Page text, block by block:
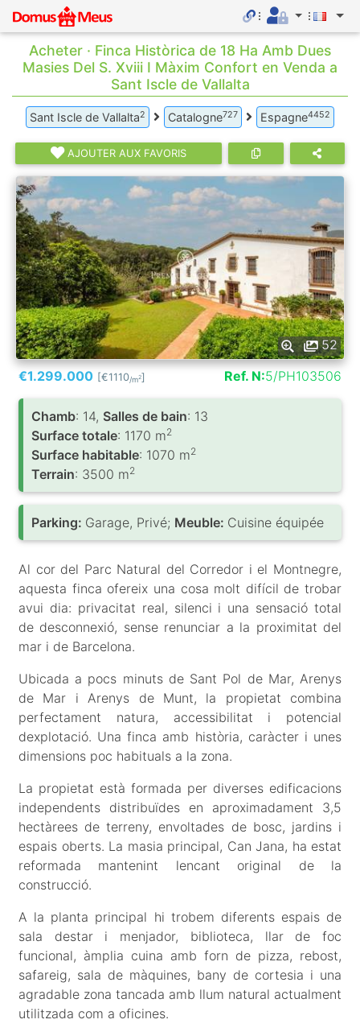
Acheter · Finca Històrica de 18 Ha Amb Dues
Masies Del S. Xviii I Màxim Confort en Venda a
Sant Iscle de Vallalta
Sant Iscle de Vallalta2 Catalogne727 Espagne4452
AJOUTER AUX FAVORIS
52
€1.299.000 [€1110/m2] Ref. N:5/PH103506
Chamb: 14, Salles de bain: 13
Surface totale: 1170 m2
Surface habitable: 1070 m2
Terrain: 3500 m2
Parking: Garage, Privé; Meuble: Cuisine équipée
Al cor del Parc Natural del Corredor i el Montnegre,
aquesta finca ofereix una cosa molt difícil de trobar
avui dia: privacitat real, silenci i una sensació total
de desconnexió, sense renunciar a la proximitat del
mar i de Barcelona.
Ubicada a pocs minuts de Sant Pol de Mar, Arenys
de Mar i Arenys de Munt, la propietat combina
perfectament natura, accessibilitat i potencial
dexplotació. Una finca amb història, caràcter i unes
dimensions poc habituals a la zona.
La propietat està formada per diverses edificacions
independents distribuïdes en aproximadament 3,5
hectàrees de terreny, envoltades de bosc, jardins i
espais oberts. La masia principal, Can Jana, ha estat
reformada mantenint lencant original de la
construcció.
A la planta principal hi trobem diferents espais de
sala destar i menjador, biblioteca, llar de foc
funcional, àmplia cuina amb forn de pizza, rebost,
safareig, sala de màquines, bany de cortesia i una
agradable zona tancada amb llum natural actualment
utilitzada com a oficines.